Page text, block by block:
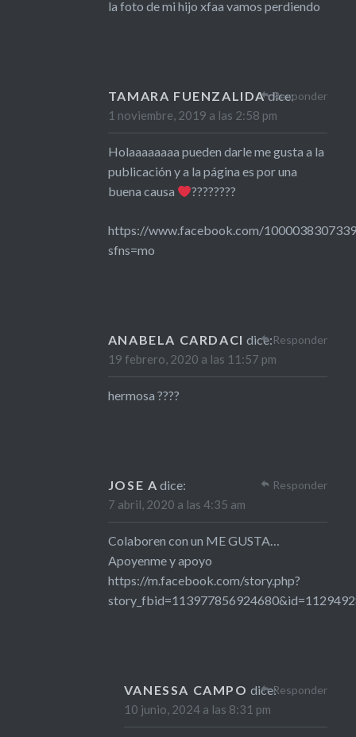
la foto de mi hijo xfaa vamos perdiendo
TAMARA FUENZALIDAdice:
1 noviembre, 2019 a las 2:58 pm
Holaaaaaaaa pueden darle me gusta a la
publicación y a la página es por una
buena causa
????????
https://www.facebook.com/
sfns=mo
Responder
ANABELA CARDACI dice:
19 febrero, 2020 a las 11:57 pm
hermosa ????
Responder
JOSE A dice:
7 abril, 2020 a las 4:35 am
Colaboren con un ME GUSTA…
Apoyenme y apoyo
https://m.facebook.com/story.php?
Responder
VANESSA CAMPO dice:
10 junio, 2024 a las 8:31 pm
Responder